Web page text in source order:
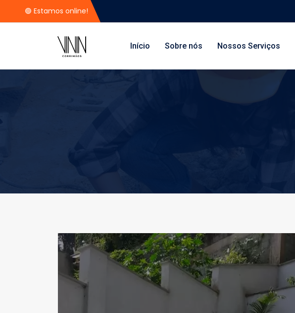
🟢 Estamos online!
Início Sobre nós Nossos Serviços